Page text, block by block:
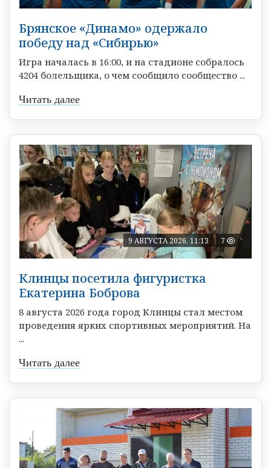
Брянское «Динамо» одержало
победу над «Сибирью»
Игра началась в 16:00, и на стадионе собралось
4204 болельщика, о чем сообщило сообщество ...
Читать далее
9 АВГУСТА 2026, 11:13 7
Клинцы посетила фигуристка
Екатерина Боброва
8 августа 2026 года город Клинцы стал местом
проведения ярких спортивных мероприятий. На
...
Читать далее